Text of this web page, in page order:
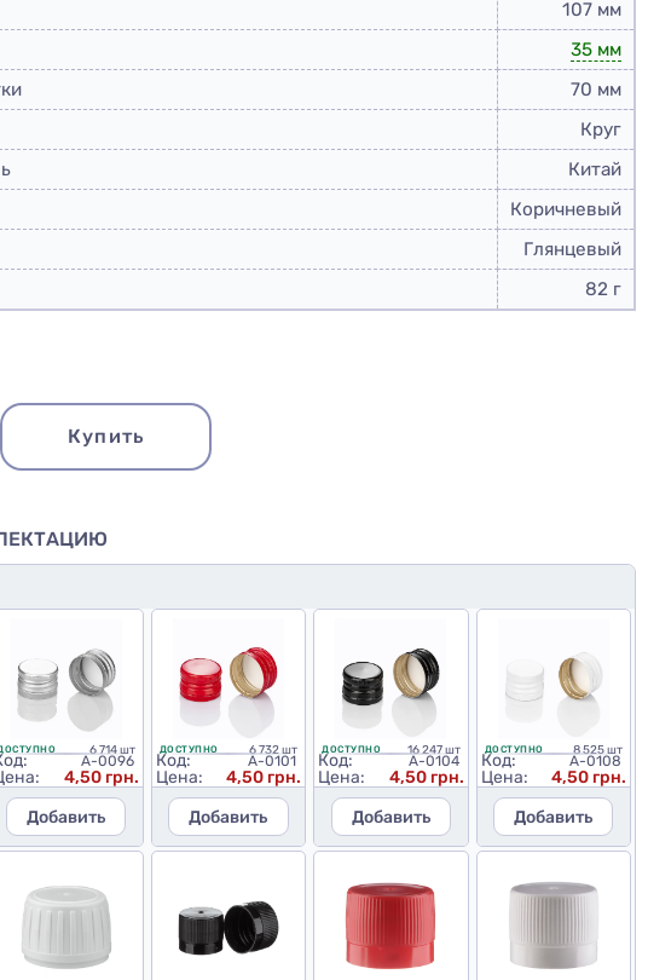
Купить набор
Купить
107 мм
35 мм
70 мм
Круг
Китай
Коричневый
Глянцевый
82 г
6 714 шт
A-0096
4,50 грн.
Добавить
ДОСТУПНО 6 732 шт
Код: A-0101
Цена:
4,50 грн.
Добавить
ДОСТУПНО 16 247 шт
Код: A-0104
Цена:
4,50 грн.
Добавить
ДОСТУПНО 8 525 шт
Код: A-0108
Цена:
4,50 грн.
Добавить